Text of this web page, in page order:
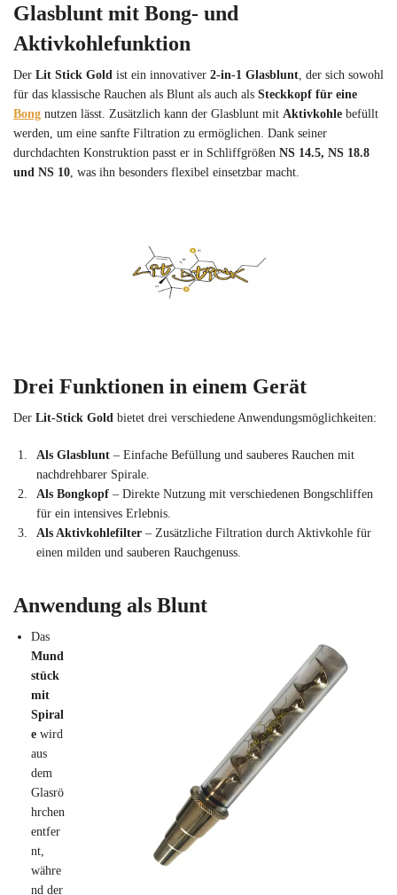
Glasblunt mit Bong- und
Aktivkohlefunktion
Der Lit Stick Gold ist ein innovativer 2-in-1 Glasblunt , der sich sowohl
für das klassische Rauchen als Blunt als auch als Steckkopf für eine
Bong nutzen lässt. Zusätzlich kann der Glasblunt mit Aktivkohle befüllt
werden, um eine sanfte Filtration zu ermöglichen. Dank seiner
durchdachten Konstruktion passt er in Schliffgrößen NS 14.5, NS 18.8
und NS 10 , was ihn besonders flexibel einsetzbar macht.
Drei Funktionen in einem Gerät
Der Lit-Stick Gold bietet drei verschiedene Anwendungsmöglichkeiten:
Als Glasblunt – Einfache Befüllung und sauberes Rauchen mit
nachdrehbarer Spirale.
Als Bongkopf – Direkte Nutzung mit verschiedenen Bongschliffen
für ein intensives Erlebnis.
Als Aktivkohlefilter – Zusätzliche Filtration durch Aktivkohle für
einen milden und sauberen Rauchgenuss.
Anwendung als Blunt
Das
Mund
stück
mit
Spiral
e wird
aus
dem
Glasrö
hrchen
entfer
nt,
währe
nd der